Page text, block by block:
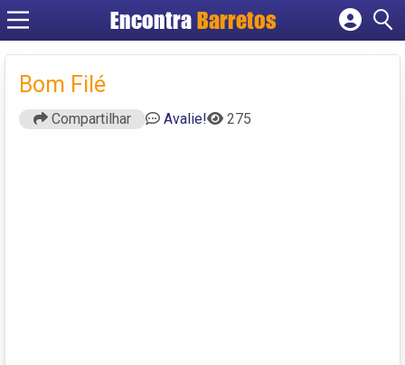
Encontra Barretos
Cadastrar empresa
Bom Filé
Compartilhar Avalie! 275